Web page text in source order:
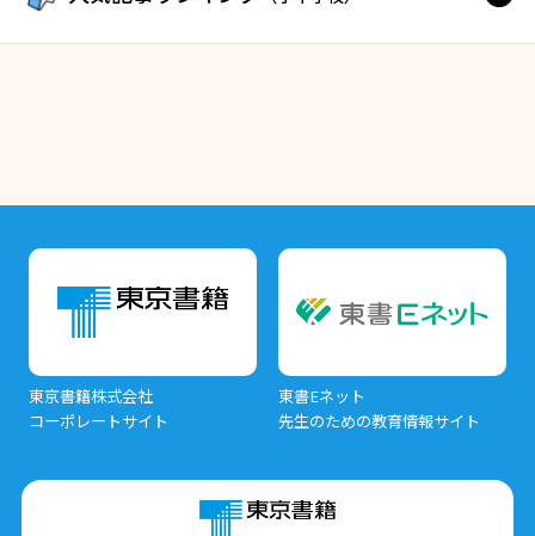
東京書籍株式会社
コーポレートサイト
東書Eネット
先生のための教育情報サイト